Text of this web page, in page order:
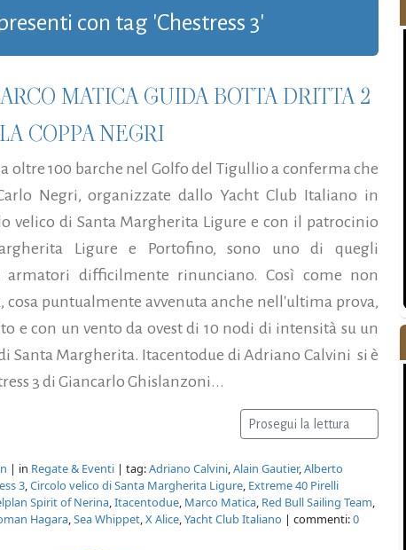
con tag 'Chestress 3'
MATICA GUIDA BOTTA DRITTA 2
COPPA NEGRI
oltre 100 barche nel Golfo del Tigullio a conferma che
Negri, organizzate dallo Yacht Club Italiano in
velico di Santa Margherita Ligure e con il patrocinio
Ligure e Portofino, sono uno di quegli
difficilmente rinunciano. Così come non
cosa puntualmente avvenuta anche nell'ultima prova,
e con un vento da ovest di 10 nodi di intensità su un
Santa Margherita. Itacentodue di Adriano Calvini si è
3 di Giancarlo Ghislanzoni...
Prosegui la lettura
| in Regate & Eventi | tag:Adriano Calvini,Alain Gautier,Alberto
3,Circolo velico di Santa Margherita Ligure, Extreme 40 Pirelli
Spirit of Nerina,Itacentodue, Marco Matica, Red Bull Sailing Team,
Hagara,Sea Whippet,X Alice,Yacht Club Italiano | commenti:0